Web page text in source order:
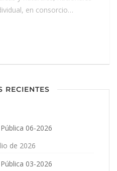
en consorcio…
RECIENTES
06-2026
de 2026
03-2026